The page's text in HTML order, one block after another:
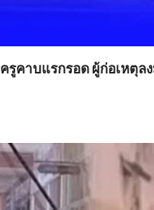
รูคาบแรกรอด ผู้ก่อเหตุล